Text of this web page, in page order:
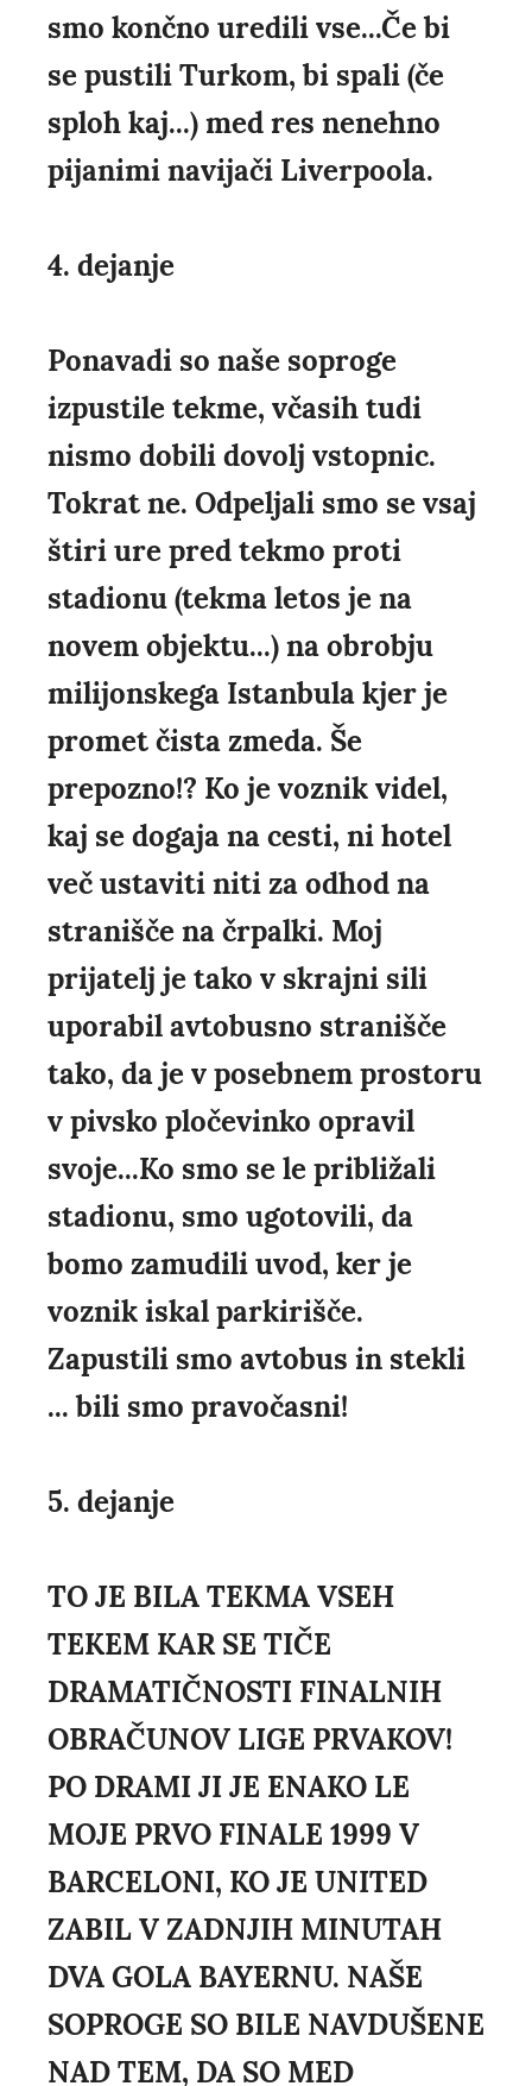
smo končno uredili vse...Če bi
se pustili Turkom, bi spali (če
sploh kaj...) med res nenehno
pijanimi navijači Liverpoola.
4. dejanje
Ponavadi so naše soproge
izpustile tekme, včasih tudi
nismo dobili dovolj vstopnic.
Tokrat ne. Odpeljali smo se vsaj
štiri ure pred tekmo proti
stadionu (tekma letos je na
novem objektu...) na obrobju
milijonskega Istanbula kjer je
promet čista zmeda. Še
prepozno!? Ko je voznik videl,
kaj se dogaja na cesti, ni hotel
več ustaviti niti za odhod na
stranišče na črpalki. Moj
prijatelj je tako v skrajni sili
uporabil avtobusno stranišče
tako, da je v posebnem prostoru
v pivsko pločevinko opravil
svoje...Ko smo se le približali
stadionu, smo ugotovili, da
bomo zamudili uvod, ker je
voznik iskal parkirišče.
Zapustili smo avtobus in stekli
... bili smo pravočasni!
5. dejanje
TO JE BILA TEKMA VSEH
TEKEM KAR SE TIČE
DRAMATIČNOSTI FINALNIH
OBRAČUNOV LIGE PRVAKOV!
PO DRAMI JI JE ENAKO LE
MOJE PRVO FINALE 1999 V
BARCELONI, KO JE UNITED
ZABIL V ZADNJIH MINUTAH
DVA GOLA BAYERNU. NAŠE
SOPROGE SO BILE NAVDUŠENE
NAD TEM, DA SO MED